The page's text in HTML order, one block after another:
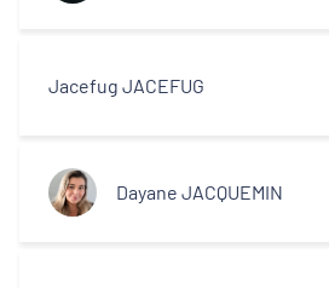
Jacefug JACEFUG
Dayane JACQUEMIN